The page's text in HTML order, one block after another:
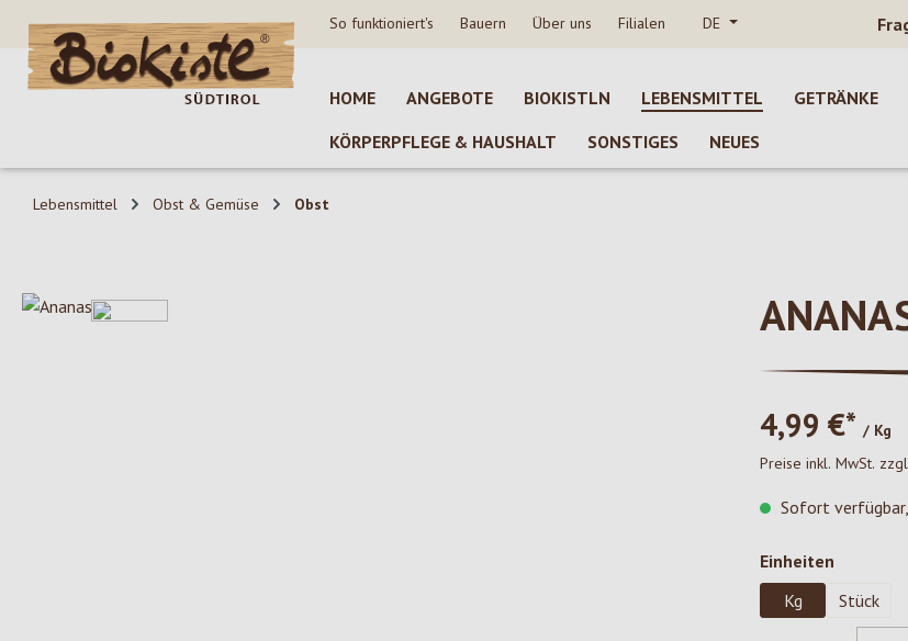
Hauptinhalt springen
Zur Suche springen
Zur Hauptnavigation springen So funktioniert's Bauern Über uns Filialen DE
HOME ANGEBOTE BIOKISTLN LEBENSMITTEL
GETRÄNKE
KÖRPERPFLEGE & HAUSHALT
SONSTIGES NEUES
Lebensmittel Obst & Gemüse Obst
Bildergalerie überspringen
4,99 €* / Kg
Preise inkl. MwSt.
Sofort
Einheiten
Kg
Stück